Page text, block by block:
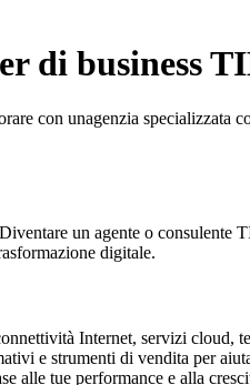
di business
con unagenzia
un agente o consulente
digitale.
Internet, servizi cloud,
e strumenti di vendita per
alle tue performance e alla